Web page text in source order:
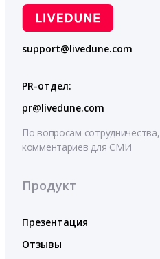
support@livedune.com
PR-отдел:
pr@livedune.com
По вопросам сотрудничества,
комментариев для СМИ
Продукт
Презентация
Отзывы